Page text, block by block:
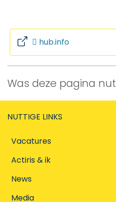
hub.info
Was deze pagina
NUTTIGE LINKS
Vacatures
Actiris & ik
News
Media